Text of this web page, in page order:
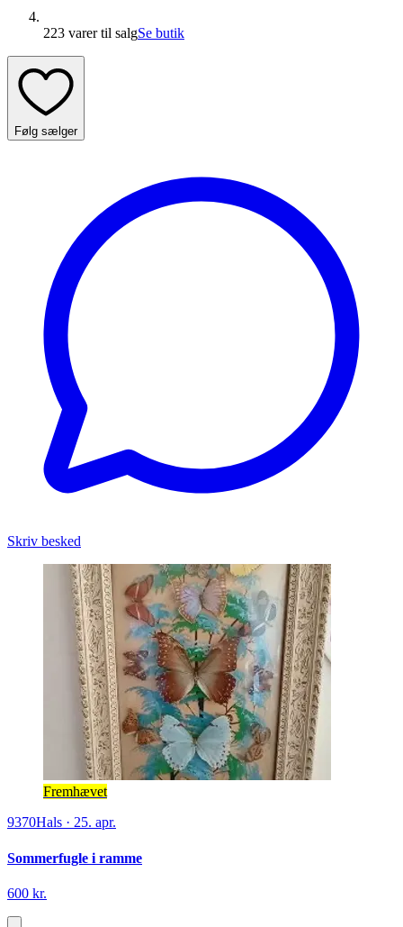
223 varertil salgSe butik
Følg sælger
Skriv besked
Fremhævet
9370Hals · 25. apr.
Sommerfugle i ramme
600 kr.